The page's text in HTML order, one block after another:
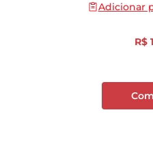
Adicionar
R$